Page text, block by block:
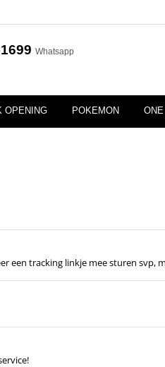
Whatsapp
OPENING POKEMON
een tracking linkje mee sturen svp,